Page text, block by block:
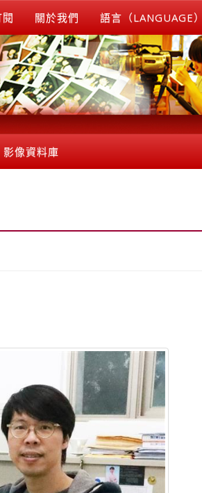
關於我們 語言（LANGUAGE）
影像資料庫